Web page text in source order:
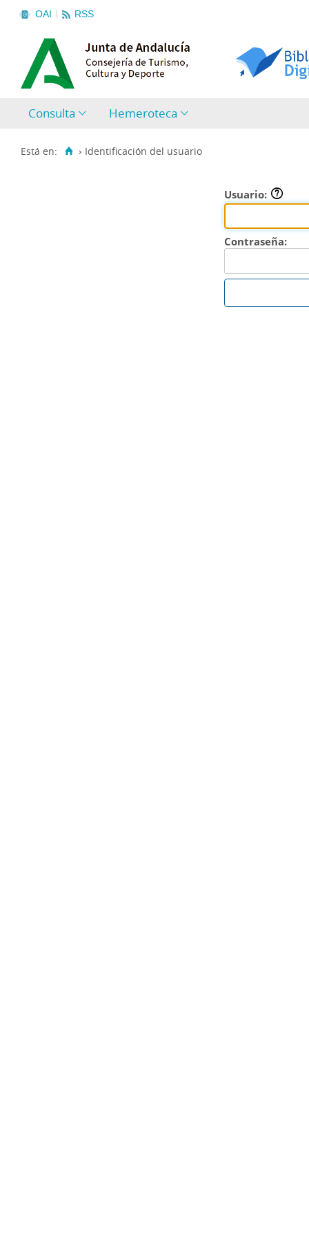
OAI RSS
Consulta Hemeroteca
Está en: › Identificación del usuario
Usuario:
Contraseña: